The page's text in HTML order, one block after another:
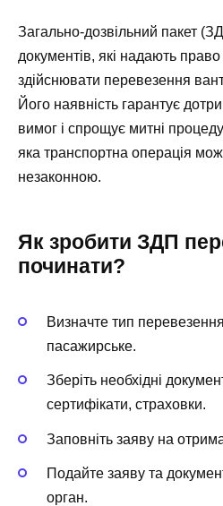
Загально-дозвільний пакет
документів, які надають право
здійснювати перевезення
Його наявність гарантує
вимог і спрощує митні
яка транспортна операція
незаконною.
Як зробити ЗДП
починати?
Визначте тип
пасажирське.
Зберіть необхідні
сертифікати, страховки.
Заповніть заяву на
Подайте заяву та
орган.